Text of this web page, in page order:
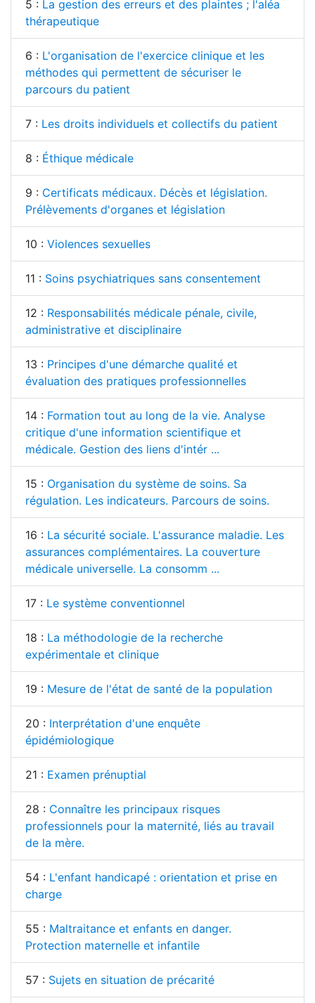
5 : La gestion des erreurs et des plaintes ; l'aléa
thérapeutique
6 : L'organisation de l'exercice clinique et les
méthodes qui permettent de sécuriser le
parcours du patient
7 : Les droits individuels et collectifs du patient
8 : Éthique médicale
9 : Certificats médicaux. Décès et législation.
Prélèvements d'organes et législation
10 : Violences sexuelles
11 : Soins psychiatriques sans consentement
12 : Responsabilités médicale pénale, civile,
administrative et disciplinaire
13 : Principes d'une démarche qualité et
évaluation des pratiques professionnelles
14 : Formation tout au long de la vie. Analyse
critique d'une information scientifique et
médicale. Gestion des liens d'intér ...
15 : Organisation du système de soins. Sa
régulation. Les indicateurs. Parcours de soins.
16 : La sécurité sociale. L'assurance maladie. Les
assurances complémentaires. La couverture
médicale universelle. La consomm ...
17 : Le système conventionnel
18 : La méthodologie de la recherche
expérimentale et clinique
19 : Mesure de l'état de santé de la population
20 : Interprétation d'une enquête
épidémiologique
21 : Examen prénuptial
28 : Connaître les principaux risques
professionnels pour la maternité, liés au travail
de la mère.
54 : L'enfant handicapé : orientation et prise en
charge
55 : Maltraitance et enfants en danger.
Protection maternelle et infantile
57 : Sujets en situation de précarité